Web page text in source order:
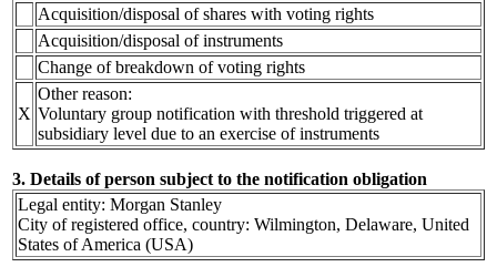
Acquisition/disposal of shares with voting rights
Acquisition/disposal of instruments
Change of breakdown of voting rights
X
Other reason:
Voluntary group notification with threshold triggered at
subsidiary level due to an exercise of instruments
3. Details of person subject to the notification obligation
Legal entity: Morgan Stanley
City of registered office, country: Wilmington, Delaware, United
States of America (USA)